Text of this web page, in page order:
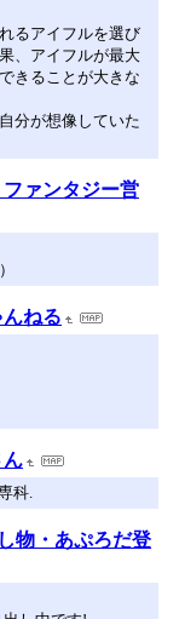
るアイフルを選び
、アイフルが最大
きることが大きな
分が想像していた
ァンタジー営
ねる
ん
科.
物・あぷろだ登